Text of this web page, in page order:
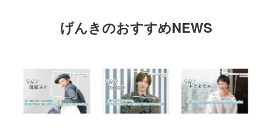
げんきのおすすめNEWS